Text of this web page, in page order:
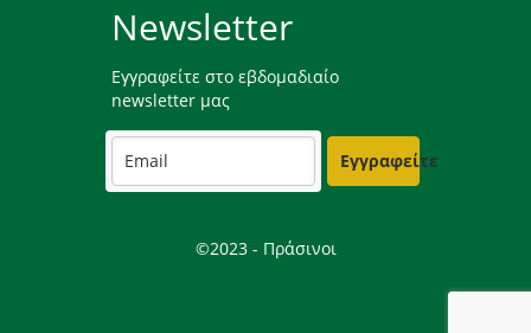
Newsletter
Εγγραφείτε στο εβδομαδιαίο
newsletter μας
Εγγραφείτε
©2023 - Πράσινοι